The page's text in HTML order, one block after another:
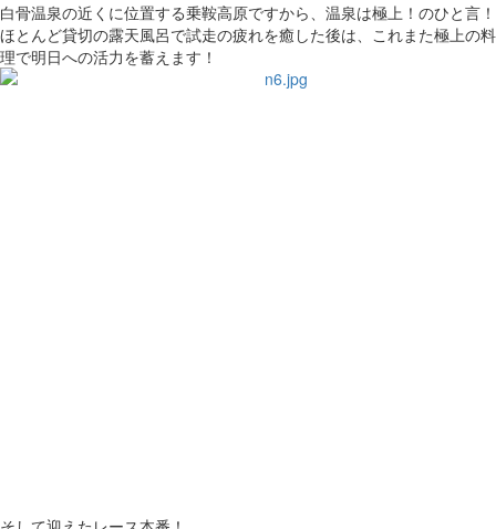
白骨温泉の近くに位置する乗鞍高原ですから、温泉は極上！のひと言！
ほとんど貸切の露天風呂で試走の疲れを癒した後は、これまた極上の料
理で明日への活力を蓄えます！